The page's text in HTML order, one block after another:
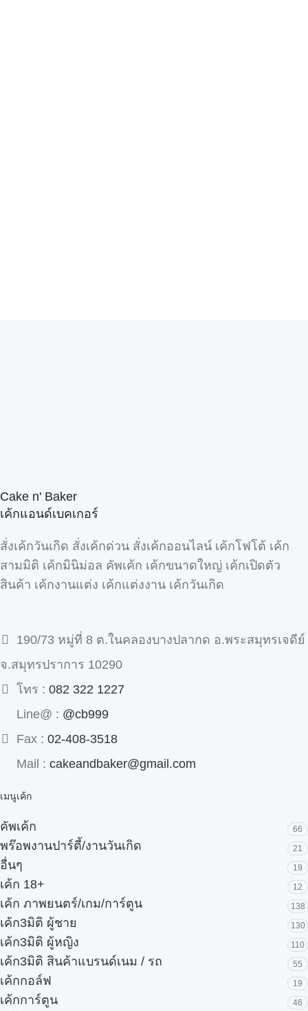
Cake n' Baker
เค้กแอนด์เบคเกอร์
สั่งเค้กวันเกิด สั่งเค้กด่วน สั่งเค้กออนไลน์ เค้กโฟโต้ เค้ก
สามมิติ เค้กมินิม่อล คัพเค้ก เค้กขนาดใหญ่ เค้กเปิดตัว
สินค้า เค้กงานแต่ง เค้กแต่งงาน เค้กวันเกิด
190/73 หมู่ที่ 8 ต.ในคลองบางปลากด อ.พระสมุทรเจดีย์
จ.สมุทรปราการ 10290
โทร : 082 322 1227
Line@ : @cb999
Fax : 02-408-3518
Mail : cakeandbaker@gmail.com
เมนูเค้ก
คัพเค้ก 66
พร๊อพงานปาร์ตี้/งานวันเกิด 21
อื่นๆ 19
เค้ก 18+ 12
เค้ก ภาพยนตร์/เกม/การ์ตูน 138
เค้ก3มิติ ผู้ชาย 130
เค้ก3มิติ ผู้หญิง 110
เค้ก3มิติ สินค้าแบรนด์เนม / รถ 55
เค้กกอล์ฟ 19
เค้กการ์ตูน 46